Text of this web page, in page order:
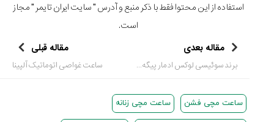
استفاده از این محتوا فقط با ذکر منبع و آدرس "سایت ایران تایمر " مجاز
است.
مقاله بعدی
برند سوئیسی لوکس ادمار پیگه + ویدئو
مقاله قبلی
ساعت غواصی اتوماتیک آلپینا
ساعت مچی فشن ساعت مچی زنانه